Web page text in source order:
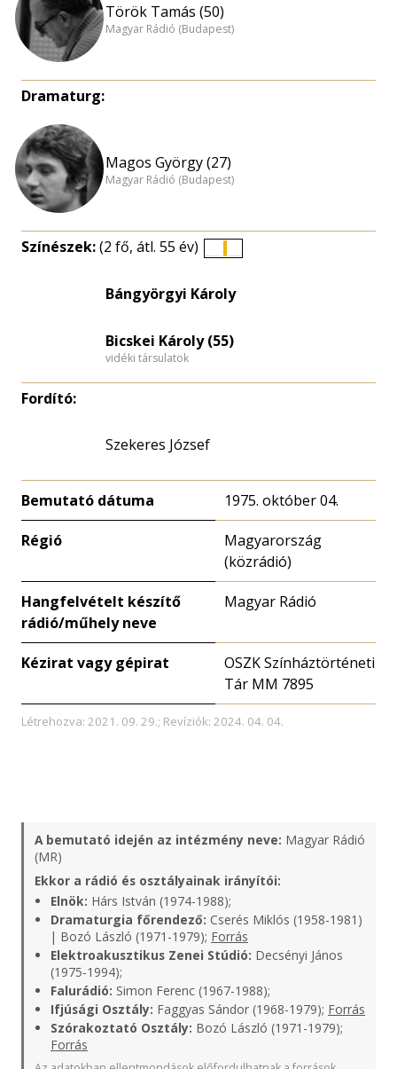
Török Tamás (50)
Magyar Rádió (Budapest)
Dramaturg:
Magos György (27)
Magyar Rádió (Budapest)
Színészek:(2 fő, átl. 55 év)
eloszlás
nagyítása
Bángyörgyi Károly
Bicskei Károly (55)
vidéki társulatok
Fordító:
Szekeres József
Bemutató dátuma 1975. október 04.
Régió
Magyarország
(közrádió)
Hangfelvételt készítő
rádió/műhely neve
Magyar Rádió
Kézirat vagy gépirat
OSZK Színháztörténeti
Tár MM 7895
Létrehozva: 2021. 09. 29.; Revíziók: 2024. 04. 04.
A bemutató idején az intézmény neve: Magyar Rádió
(MR)
Ekkor a rádió és osztályainak irányítói:
Elnök: Hárs István (1974-1988);
Dramaturgia főrendező: Cserés Miklós (1958-1981)
| Bozó László (1971-1979); Forrás
Elektroakusztikus Zenei Stúdió: Decsényi János
(1975-1994);
Falurádió: Simon Ferenc (1967-1988);
Ifjúsági Osztály: Faggyas Sándor (1968-1979); Forrás
Szórakoztató Osztály: Bozó László (1971-1979);
Forrás